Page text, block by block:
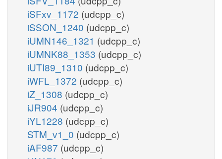
iSFxv_1172 (udcpp_c)
iSSON_1240 (udcpp_c)
iUMN146_1321 (udcpp_c)
iUMNK88_1353 (udcpp_c)
iUTI89_1310 (udcpp_c)
iWFL_1372 (udcpp_c)
iZ_1308 (udcpp_c)
iJR904 (udcpp_c)
iYL1228 (udcpp_c)
STM_v1_0 (udcpp_c)
iAF987 (udcpp_c)